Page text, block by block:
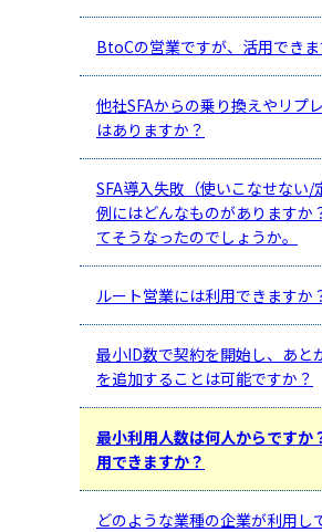
BtoCの営業ですが、活用できま
他社SFAからの乗り換えやリプ
はありますか？
SFA導入失敗（使いこなせない/
例にはどんなものがありますか
てそうなったのでしょうか。
ルート営業には利用できますか
最小ID数で契約を開始し、あと
を追加することは可能ですか？
最小利用人数は何人からですか
用できますか？
どのような業種の企業が利用し